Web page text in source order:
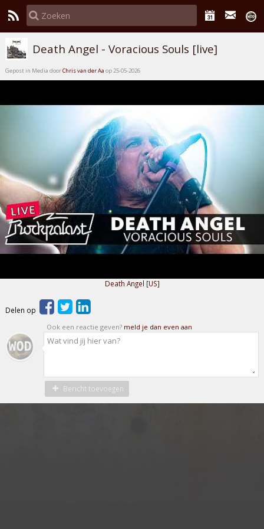
Death Angel - Voracious Souls [live]
Gepost in Media doorChris van der Aa op 25-05-2026
Death Angel [US]
Delen op
Ook een reactie geven? meld je dan even aan
Bericht toevoegen